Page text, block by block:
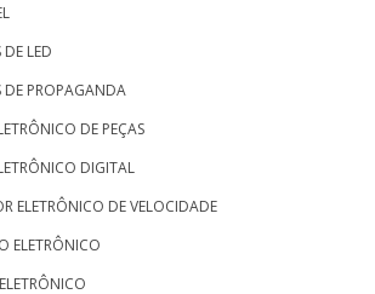
DE LED
DE PROPAGANDA
DE PEÇAS
DIGITAL
ELETRÔNICO DE VELOCIDADE
ELETRÔNICO